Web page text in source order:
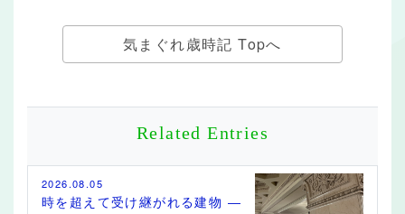
気まぐれ歳時記 Topへ
Related Entries
2026.08.05
時を超えて受け継がれる建物 ―